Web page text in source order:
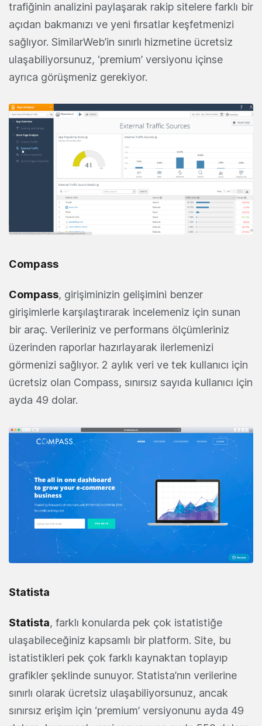
trafiğinin analizini paylaşarak rakip sitelere farklı bir
açıdan bakmanızı ve yeni fırsatlar keşfetmenizi
sağlıyor. SimilarWeb’in sınırlı hizmetine ücretsiz
ulaşabiliyorsunuz, ‘premium’ versiyonu içinse
ayrıca görüşmeniz gerekiyor.
Compass
Compass, girişiminizin gelişimini benzer
girişimlerle karşılaştırarak incelemeniz için sunan
bir araç. Verileriniz ve performans ölçümleriniz
üzerinden raporlar hazırlayarak ilerlemenizi
görmenizi sağlıyor. 2 aylık veri ve tek kullanıcı için
ücretsiz olan Compass, sınırsız sayıda kullanıcı için
ayda 49 dolar.
Statista
Statista, farklı konularda pek çok istatistiğe
ulaşabileceğiniz kapsamlı bir platform. Site, bu
istatistikleri pek çok farklı kaynaktan toplayıp
grafikler şeklinde sunuyor. Statista’nın verilerine
sınırlı olarak ücretsiz ulaşabiliyorsunuz, ancak
sınırsız erişim için ‘premium’ versiyonunu ayda 49